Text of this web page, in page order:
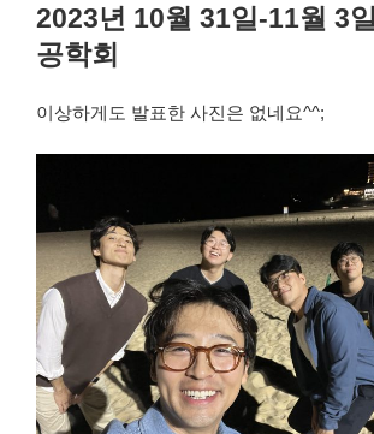
성
일
자
2023년 10월 31일-11월 3
공학회
이상하게도 발표한 사진은 없네요^^;